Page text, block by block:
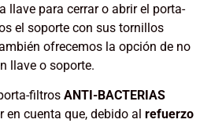
llave para cerrar o abrir el porta-
el soporte con sus tornillos
ofrecemos la opción de no
llave o soporte.
filtros ANTI-BACTERIAS
en cuenta que, debido al refuerzo